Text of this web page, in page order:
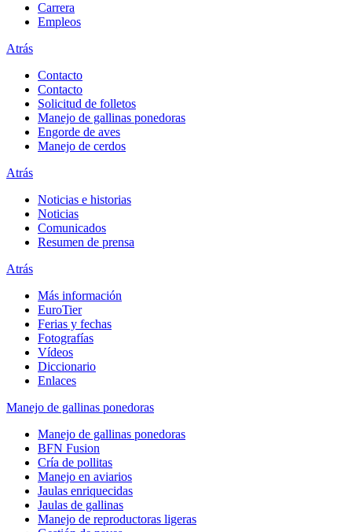
Carrera
Empleos
Atrás
Contacto
Contacto
Solicitud de folletos
Manejo de gallinas ponedoras
Engorde de aves
Manejo de cerdos
Atrás
Noticias e historias
Noticias
Comunicados
Resumen de prensa
Atrás
Más información
EuroTier
Ferias y fechas
Fotografías
Vídeos
Diccionario
Enlaces
Manejo de gallinas ponedoras
Manejo de gallinas ponedoras
BFN Fusion
Cría de pollitas
Manejo en aviarios
Jaulas enriquecidas
Jaulas de gallinas
Manejo de reproductoras ligeras